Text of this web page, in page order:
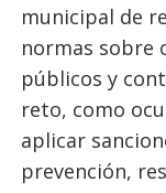
municipal de
normas sobre
públicos y
reto, como
aplicar
prevención,